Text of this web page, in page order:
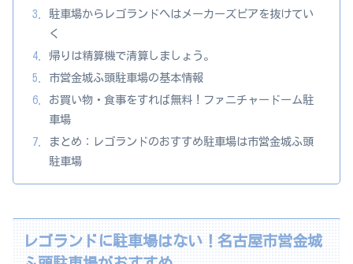
駐車場からレゴランドへはメーカーズピアを抜けてい
く
帰りは精算機で清算しましょう。
市営金城ふ頭駐車場の基本情報
お買い物・食事をすれば無料！ファニチャードーム駐
車場
まとめ：レゴランドのおすすめ駐車場は市営金城ふ頭
駐車場
レゴランドに駐車場はない！名古屋市営金城